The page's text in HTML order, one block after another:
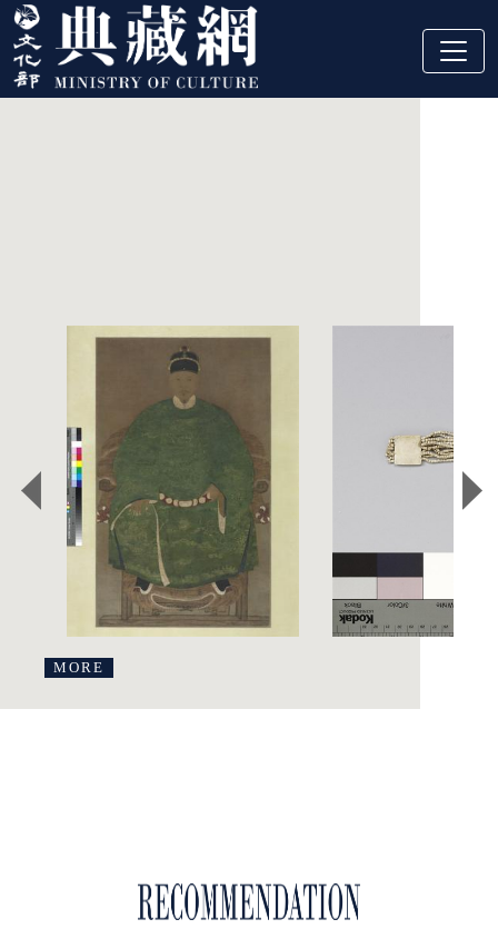
跳到主要內容
:::
MORE